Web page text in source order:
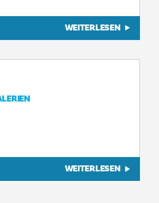
WEITERLESEN
WEITERLESEN